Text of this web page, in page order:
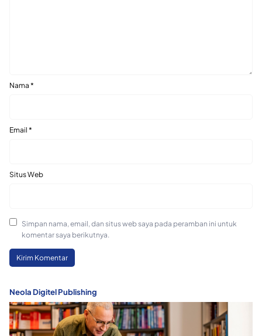
Nama *
Email *
Situs Web
Simpan nama, email, dan situs web saya pada peramban ini untuk
komentar saya berikutnya.
Neola Digitel Publishing